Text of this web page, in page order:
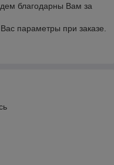
благодарны Вам за
параметры при заказе.